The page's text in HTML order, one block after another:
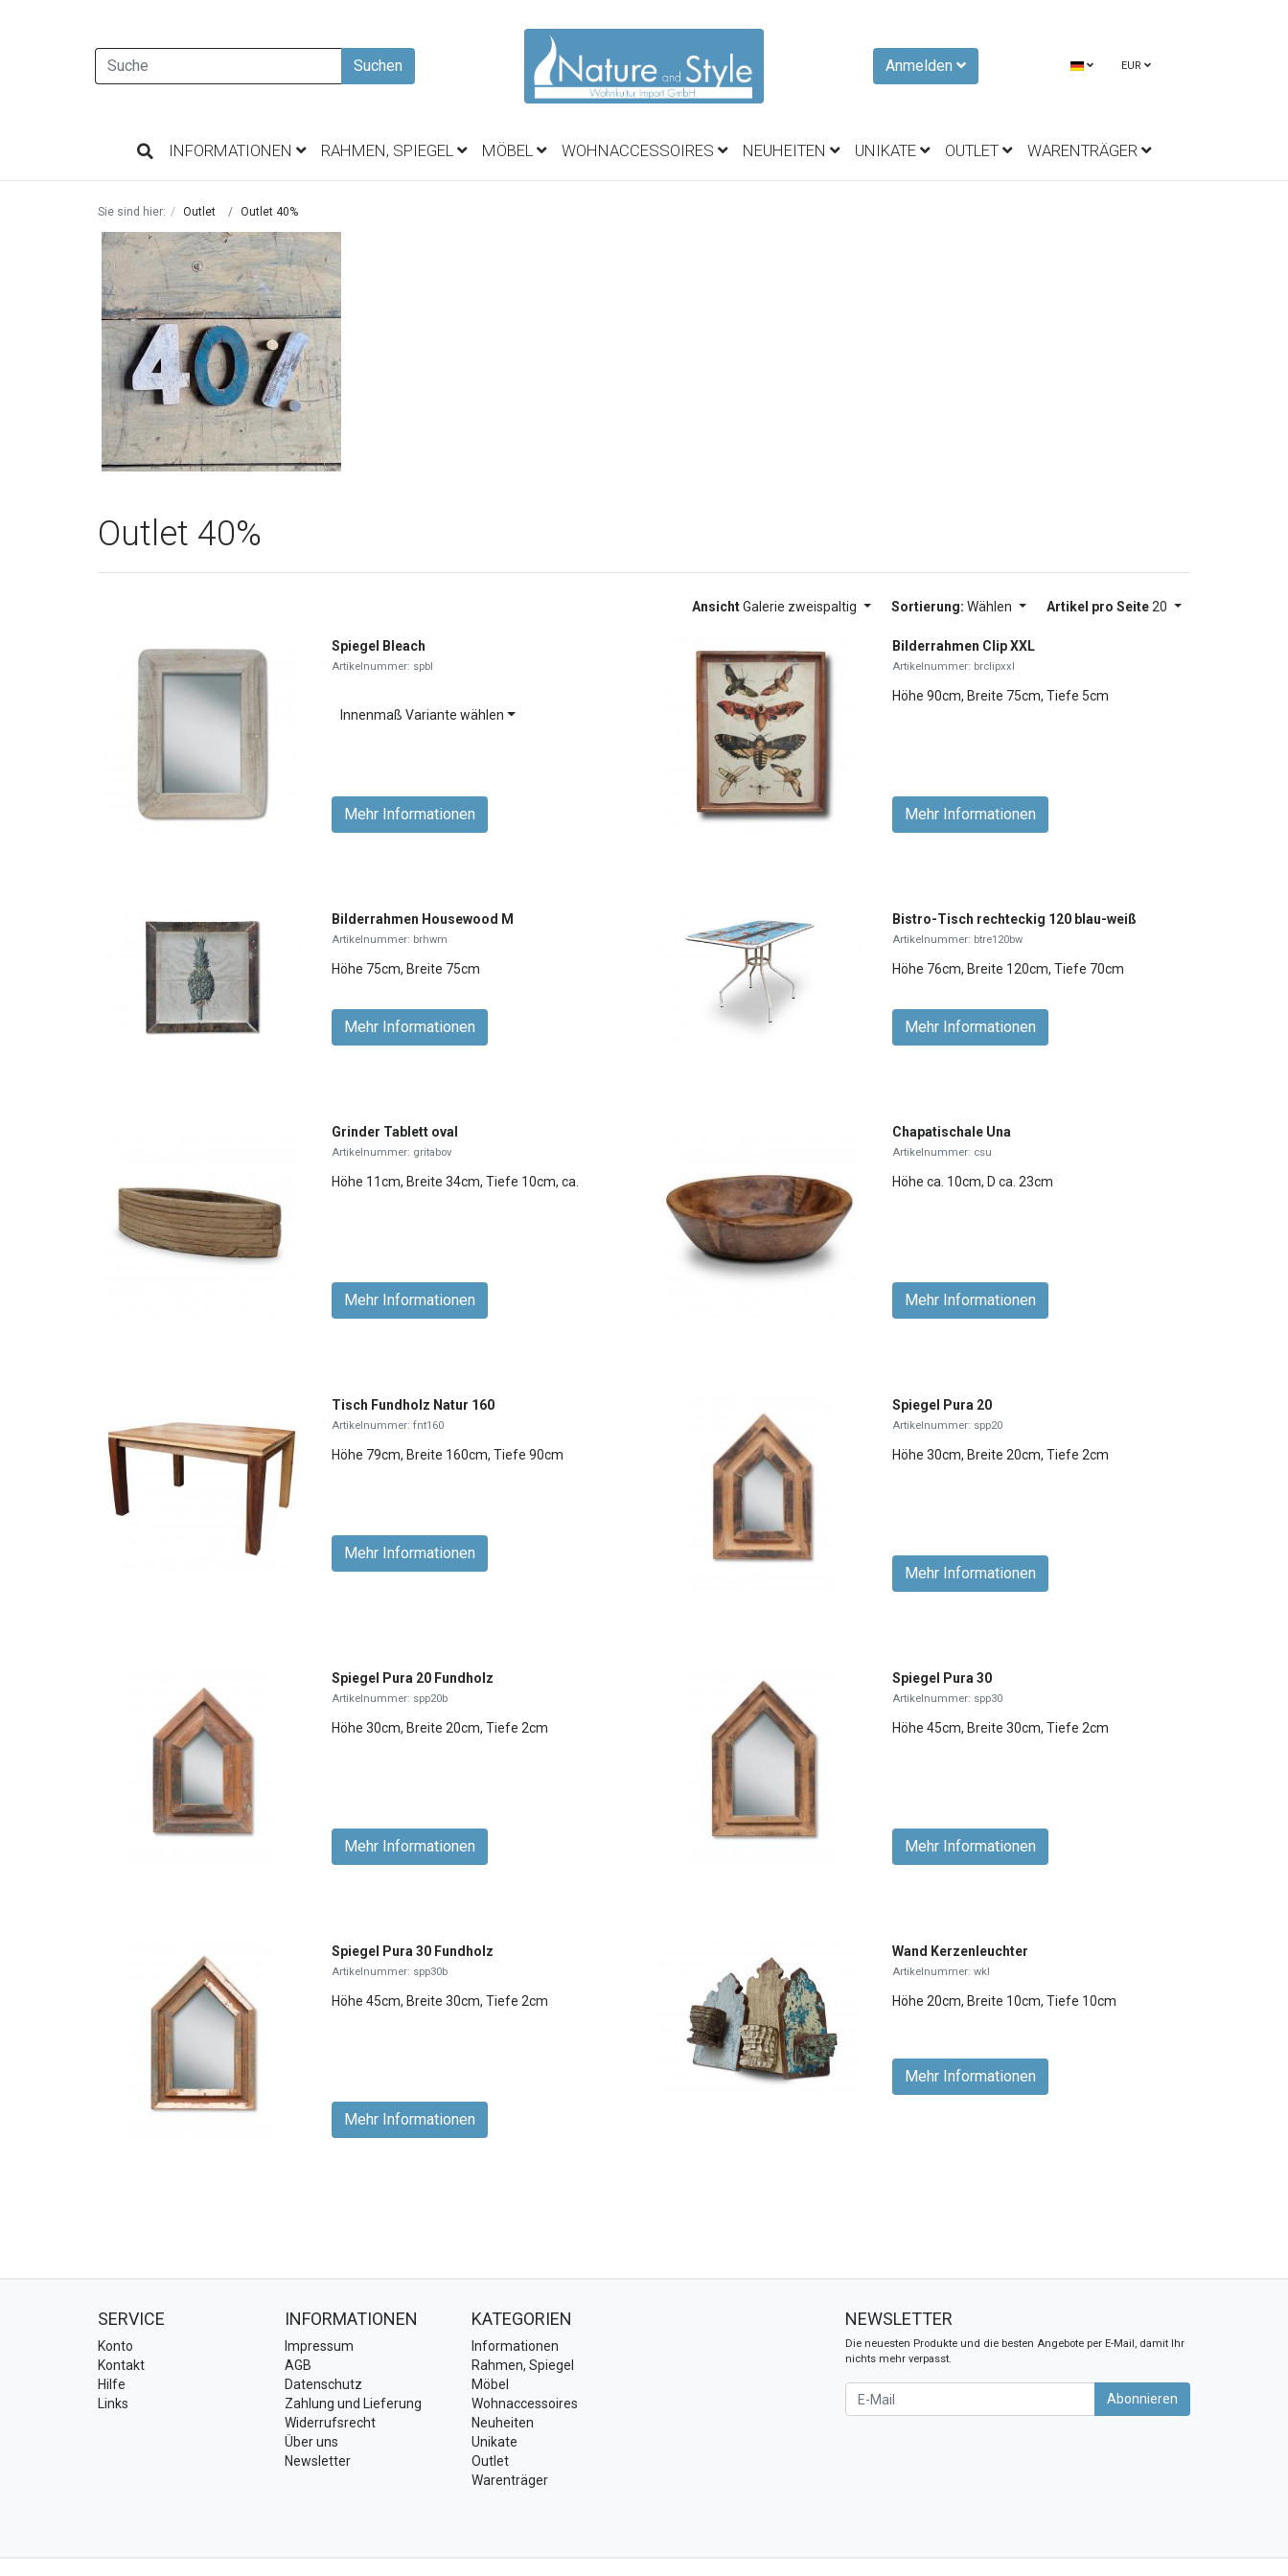
Anmelden EUR
Suchen
INFORMATIONEN RAHMEN, SPIEGEL MÖBEL WOHNACCESSOIRES NEUHEITEN UNIKATE OUTLET WARENTRÄGER
Sie sind hier: Outlet Outlet 40%
Outlet 40%
AnsichtGalerie zweispaltig Sortierung: Wählen Artikel pro Seite20
Spiegel Bleach
Artikelnummer: spbl
Innenmaß Variante wählen
Mehr Informationen
Bilderrahmen Clip XXL
Artikelnummer: brclipxxl
Höhe 90cm, Breite 75cm, Tiefe 5cm
Mehr Informationen
Bilderrahmen Housewood M
Artikelnummer: brhwm
Höhe 75cm, Breite 75cm
Mehr Informationen
Bistro-Tisch rechteckig 120 blau-weiß
Artikelnummer: btre120bw
Höhe 76cm, Breite 120cm, Tiefe 70cm
Mehr Informationen
Grinder Tablett oval
Artikelnummer: gritabov
Höhe 11cm, Breite 34cm, Tiefe 10cm, ca.
Mehr Informationen
Chapatischale Una
Artikelnummer: csu
Höhe ca. 10cm, D ca. 23cm
Mehr Informationen
Tisch Fundholz Natur 160
Artikelnummer: fnt160
Höhe 79cm, Breite 160cm, Tiefe 90cm
Mehr Informationen
Spiegel Pura 20
Artikelnummer: spp20
Höhe 30cm, Breite 20cm, Tiefe 2cm
Mehr Informationen
Spiegel Pura 20 Fundholz
Artikelnummer: spp20b
Höhe 30cm, Breite 20cm, Tiefe 2cm
Mehr Informationen
Spiegel Pura 30
Artikelnummer: spp30
Höhe 45cm, Breite 30cm, Tiefe 2cm
Mehr Informationen
Spiegel Pura 30 Fundholz
Artikelnummer: spp30b
Höhe 45cm, Breite 30cm, Tiefe 2cm
Mehr Informationen
Wand Kerzenleuchter
Artikelnummer: wkl
Höhe 20cm, Breite 10cm, Tiefe 10cm
Mehr Informationen
SERVICE
Konto
Kontakt
Hilfe
Links
INFORMATIONEN
Impressum
AGB
Datenschutz
Zahlung und Lieferung
Widerrufsrecht
Über uns
Newsletter
KATEGORIEN
Informationen
Rahmen, Spiegel
Möbel
Wohnaccessoires
Neuheiten
Unikate
Outlet
Warenträger
NEWSLETTER
Die neuesten Produkte und die besten Angebote per E-Mail, damit Ihr
nichts mehr verpasst.
Newsletter Abonnieren